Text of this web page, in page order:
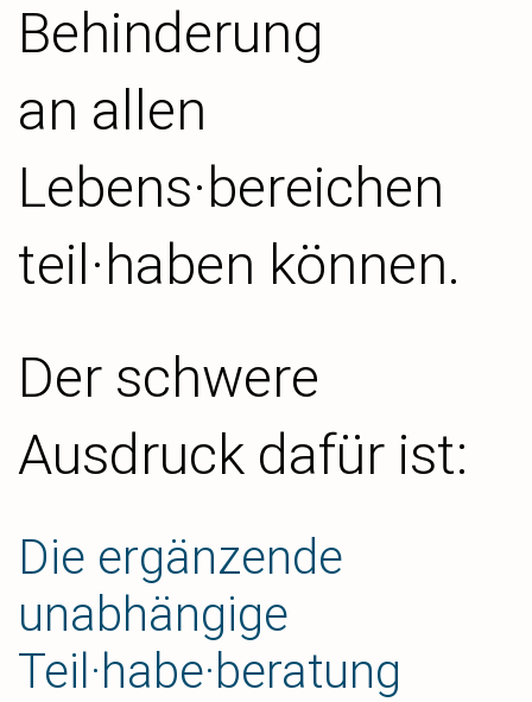
Behinderung
an allen
Lebens·bereichen
teil·haben können.
Der schwere
Ausdruck dafür ist:
Die ergänzende
unabhängige
Teil·habe·beratung